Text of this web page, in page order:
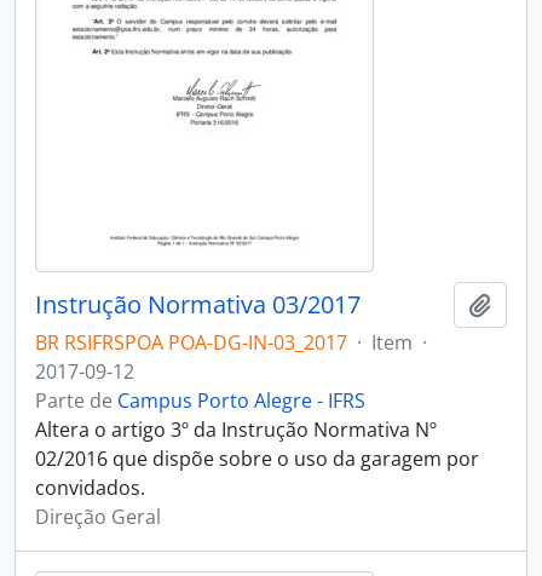
Instrução Normativa 03/2017
BR RSIFRSPOA POA-DG-IN-03_2017 · Item ·
2017-09-12
Parte de Campus Porto Alegre - IFRS
Altera o artigo 3º da Instrução Normativa Nº
02/2016 que dispõe sobre o uso da garagem por
convidados.
Direção Geral